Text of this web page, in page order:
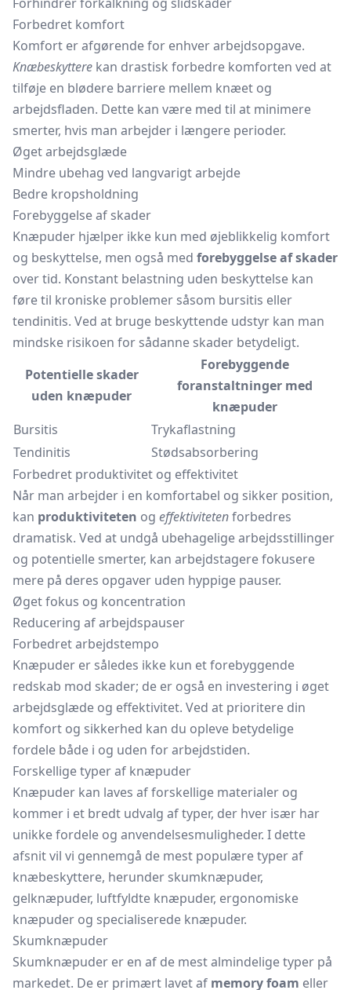
Forbedret komfort
Komfort er afgørende for enhver arbejdsopgave.
Knæbeskyttere kan drastisk forbedre komforten ved at
tilføje en blødere barriere mellem knæet og
arbejdsfladen. Dette kan være med til at minimere
smerter, hvis man arbejder i længere perioder.
Øget arbejdsglæde
Mindre ubehag ved langvarigt arbejde
Bedre kropsholdning
Forebyggelse af skader
Knæpuder hjælper ikke kun med øjeblikkelig komfort
og beskyttelse, men også med forebyggelse af skader
over tid. Konstant belastning uden beskyttelse kan
føre til kroniske problemer såsom bursitis eller
tendinitis. Ved at bruge beskyttende udstyr kan man
mindske risikoen for sådanne skader betydeligt.
Potentielle skader
uden knæpuder
Forebyggende
foranstaltninger med
knæpuder
Bursitis
Trykaflastning
Tendinitis
Stødsabsorbering
Forbedret produktivitet og effektivitet
Når man arbejder i en komfortabel og sikker position,
kan produktiviteten og effektivitetenforbedres
dramatisk. Ved at undgå ubehagelige arbejdsstillinger
og potentielle smerter, kan arbejdstagere fokusere
mere på deres opgaver uden hyppige pauser.
Øget fokus og koncentration
Reducering af arbejdspauser
Forbedret arbejdstempo
Knæpuder er således ikke kun et forebyggende
redskab mod skader; de er også en investering i øget
arbejdsglæde og effektivitet. Ved at prioritere din
komfort og sikkerhed kan du opleve betydelige
fordele både i og uden for arbejdstiden.
Forskellige typer af knæpuder
Knæpuder kan laves af forskellige materialer og
kommer i et bredt udvalg af typer, der hver især har
unikke fordele og anvendelsesmuligheder. I dette
afsnit vil vi gennemgå de mest populære typer af
knæbeskyttere, herunder skumknæpuder,
gelknæpuder, luftfyldte knæpuder, ergonomiske
knæpuder og specialiserede knæpuder.
Skumknæpuder
Skumknæpuder er en af de mest almindelige typer på
markedet. De er primært lavet af memory foam eller